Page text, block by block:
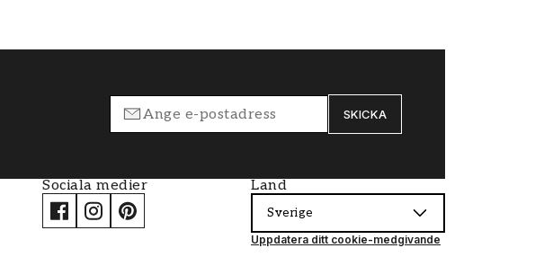
SKICKA
Sociala medier Land
Sverige
Uppdatera ditt cookie-medgivande